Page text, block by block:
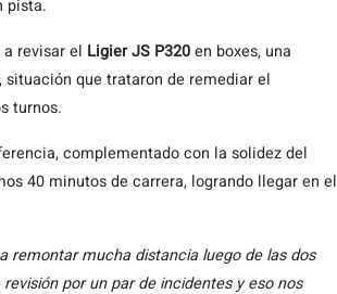
pista.
revisar el Ligier JS P320en boxes, una
situación que trataron de remediar el
turnos.
complementado con la solidez del
40 minutos de carrera, logrando llegar en el
remontar mucha distancia luego de las dos
por un par de incidentes y eso nos